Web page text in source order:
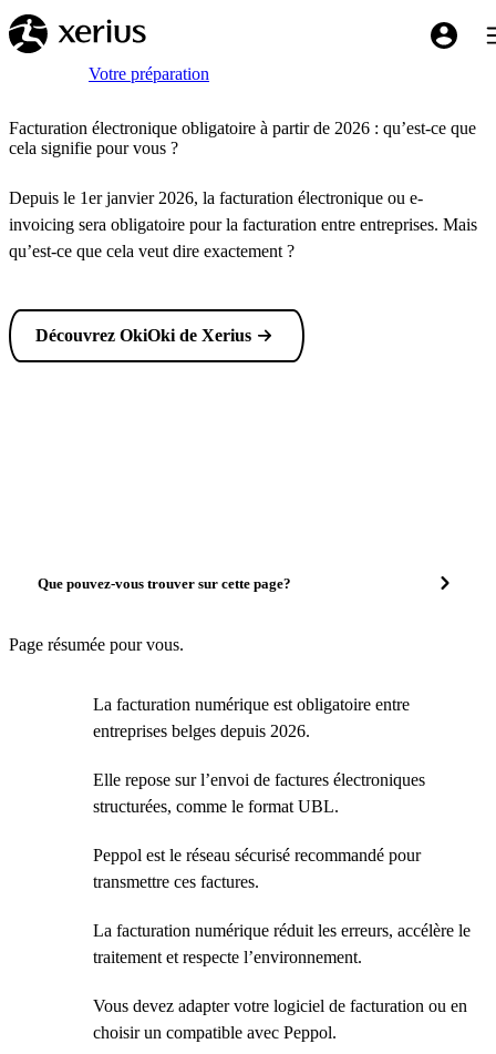
Sauter au contenu principal
My
Breadcrumb
AccueilVotre préparation
Facturation électronique obligatoire à partir de 2026 : qu’est-ce que
cela signifie pour vous ?
Depuis le 1er janvier 2026, la facturation électronique ou e-
invoicing sera obligatoire pour la facturation entre entreprises. Mais
qu’est-ce que cela veut dire exactement ?
Découvrez OkiOki de Xerius
Que pouvez-vous trouver sur cette page?
Page résumée pour vous.
La facturation numérique est obligatoire entre
entreprises belges depuis 2026.
Elle repose sur l’envoi de factures électroniques
structurées, comme le format UBL.
Peppol est le réseau sécurisé recommandé pour
transmettre ces factures.
La facturation numérique réduit les erreurs, accélère le
traitement et respecte l’environnement.
Vous devez adapter votre logiciel de facturation ou en
choisir un compatible avec Peppol.